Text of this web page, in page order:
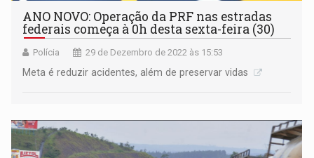
ANO NOVO: Operação da PRF nas estradas
federais começa à 0h desta sexta-feira (30)
Polícia 29 de Dezembro de 2022 às 15:53
Meta é reduzir acidentes, além de preservar vidas